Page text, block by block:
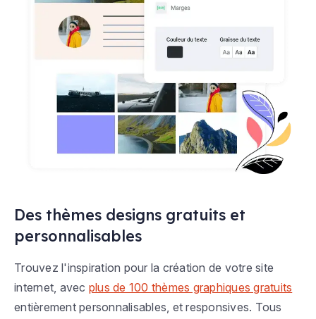
Des thèmes designs gratuits et
personnalisables
Trouvez l'inspiration pour la création de votre site
internet, avec plus de 100 thèmes graphiques gratuits
entièrement personnalisables, et responsives. Tous